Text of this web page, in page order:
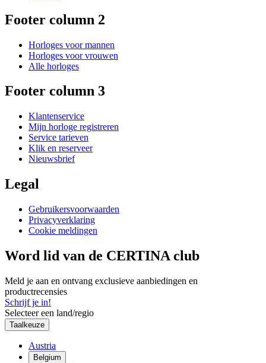
Footer column 2
Horloges voor mannen
Horloges voor vrouwen
Alle horloges
Footer column 3
Klantenservice
Mijn horloge registreren
Service tarieven
Klik en reserveer
Nieuwsbrief
Legal
Gebruikersvoorwaarden
Privacyverklaring
Cookie meldingen
Word lid van de CERTINA club
Meld je aan en ontvang exclusieve aanbiedingen en
productrecensies
Schrijf je in!
Selecteer een land/regio
Taalkeuze
Austria
Belgium